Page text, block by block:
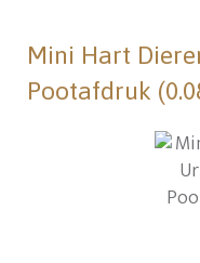
Mini Hart
Pootafdruk